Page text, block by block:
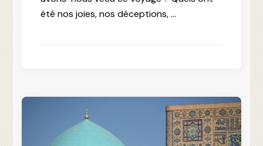
été nos joies, nos déceptions, …